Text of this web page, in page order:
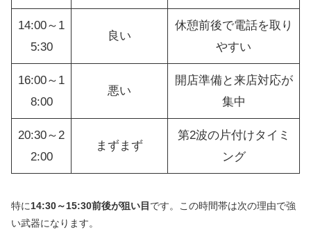
14:00～1
5:30
良い
休憩前後で電話を取り
やすい
16:00～1
8:00
悪い
開店準備と来店対応が
集中
20:30～2
2:00
まずまず
第2波の片付けタイミ
ング
特に14:30～15:30前後が狙い目 です。この時間帯は次の理由で強
い武器になります。